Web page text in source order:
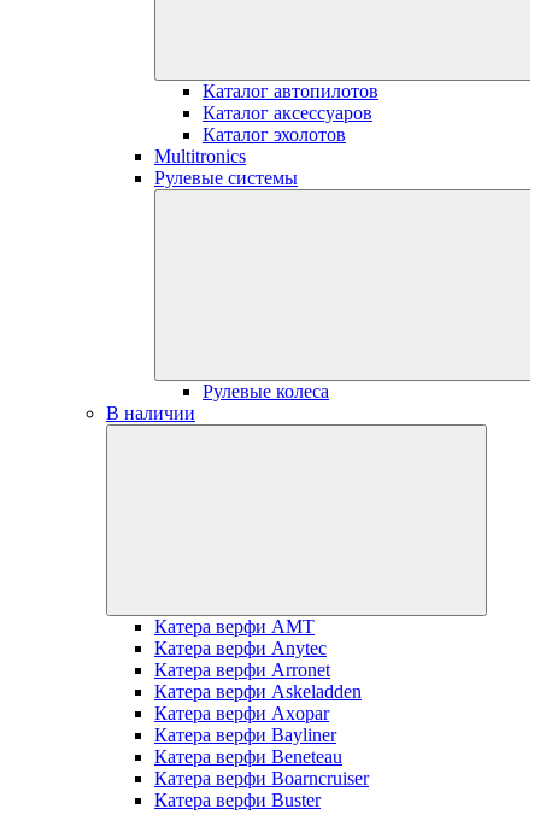
Каталог автопилотов
Каталог аксессуаров
Каталог эхолотов
Multitronics
Рулевые системы
Рулевые колеса
В наличии
Катера верфи AMT
Катера верфи Anytec
Катера верфи Arronet
Катера верфи Askeladden
Катера верфи Axopar
Катера верфи Bayliner
Катера верфи Beneteau
Катера верфи Boarncruiser
Катера верфи Buster